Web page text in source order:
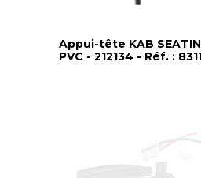
Appui-tête KAB
PVC - 212134 - Réf. :